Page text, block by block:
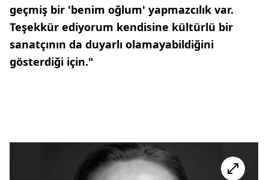
geçmiş bir 'benim oğlum' yapmazcılık var.
Teşekkür ediyorum kendisine kültürlü bir
sanatçının da duyarlı olamayabildiğini
gösterdiği için."